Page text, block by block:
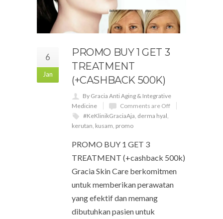
6
Jan
PROMO BUY 1 GET 3
TREATMENT
(+CASHBACK 500K)
By Gracia Anti Aging & Integrative
Medicine
Comments are Off
#KeKlinikGraciaAja derma hyal
kerutan kusam promo
PROMO BUY 1 GET 3
TREATMENT (+cashback 500k)
Gracia Skin Care berkomitmen
untuk memberikan perawatan
yang efektif dan memang
dibutuhkan pasien untuk